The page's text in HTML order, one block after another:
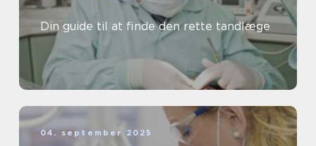
Din guide til at finde den rette tandlæge
04. september 2025